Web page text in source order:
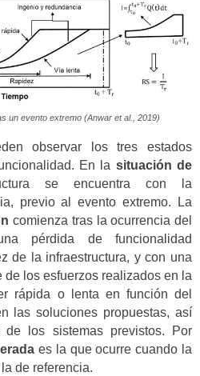
un evento extremo (Anwar et al., 2019)
observar los tres estados
En la situación de
se encuentra con la
previo al evento extremo. La
comienza tras la ocurrencia del
pérdida de funcionalidad
de la infraestructura, y con una
los esfuerzos realizados en la
rápida o lenta en función del
las soluciones propuestas, así
los sistemas previstos. Por
es la que ocurre cuando la
de referencia.